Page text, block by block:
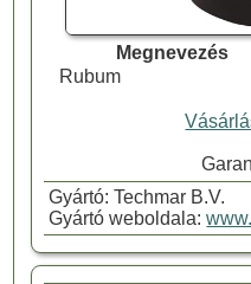
Megnevezés
Rubum
Gyártó: Techmar B.V.
Gyártó weboldala: